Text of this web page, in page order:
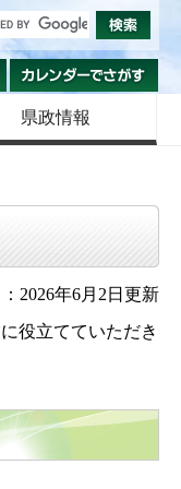
組織でさがす
県政情報
2026年6月2日更新
役立てていただき